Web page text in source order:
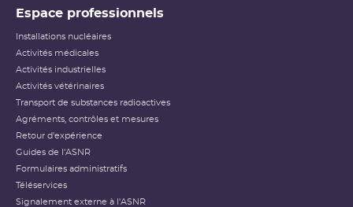
Espace professionnels
Installations nucléaires
Activités médicales
Activités industrielles
Activités vétérinaires
Transport de substances radioactives
Agréments, contrôles et mesures
Retour d'expérience
Guides de l'ASNR
Formulaires administratifs
Téléservices
Signalement externe à l'ASNR